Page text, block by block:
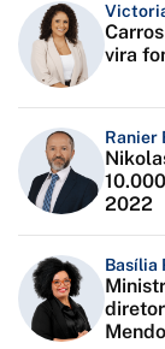
vira
Ranier
2022
Basília